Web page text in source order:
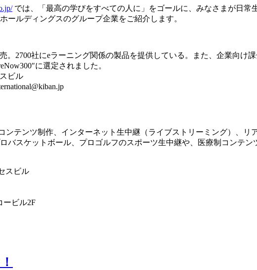
では、「最高の学びをすべての人に」をゴールに、みなさまが日
ールディングスのグループ企業をご紹介します。
2700社にeラーニング関係の製品を提供している。また、企業向け
に選定されました。
ビル
ンテンツ制作、インターネット生中継（ライブストリーミング）、
バスケットボール、プロゴルフのスポーツ生中継や、医療制コンテ
スビル
ービル2F